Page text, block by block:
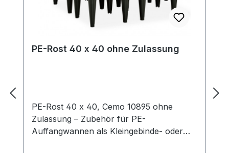
PE-Rost 40 x 40 ohne Zulassung
PE-Rost 40 x 40, Cemo 10895 ohne
Zulassung – Zubehör für PE-
Auffangwannen als Kleingebinde- oder